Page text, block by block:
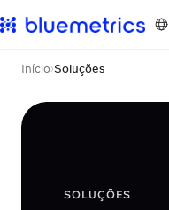
Início›Soluções
SOLUÇÕES